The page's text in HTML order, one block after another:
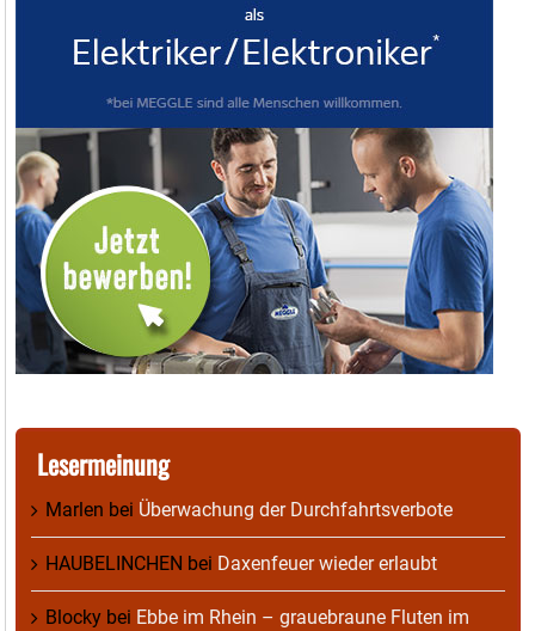
Lesermeinung
Marlen bei Überwachung der Durchfahrtsverbote
HAUBELINCHEN bei Daxenfeuer wieder erlaubt
Blocky bei Ebbe im Rhein – grauebraune Fluten im